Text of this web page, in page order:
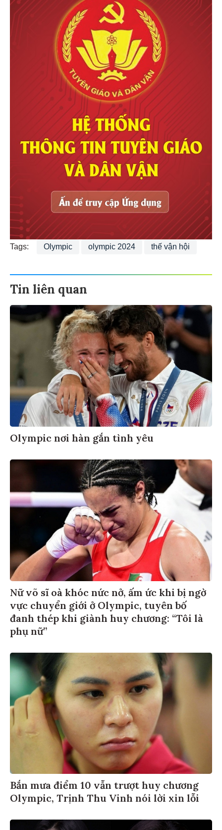
Tags: Olympic olympic 2024 thế vận hội
Tin liên quan
Olympic nơi hàn gắn tình yêu
Nữ võ sĩ oà khóc nức nở, ấm ức khi bị ngờ
vực chuyển giới ở Olympic, tuyên bố
đanh thép khi giành huy chương: “Tôi là
phụ nữ”
Bắn mưa điểm 10 vẫn trượt huy chương
Olympic, Trịnh Thu Vinh nói lời xin lỗi